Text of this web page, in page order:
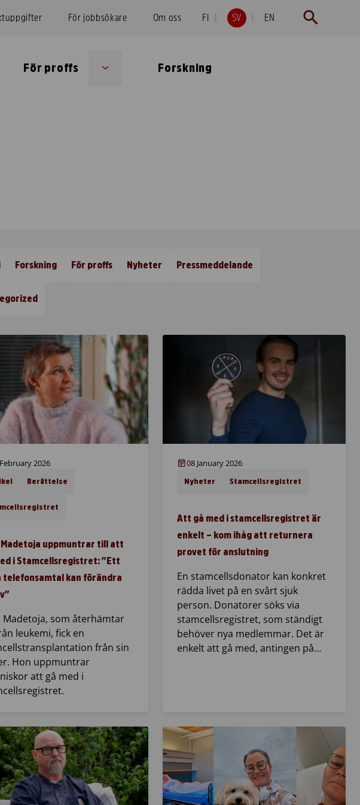
För jobbsökare Om oss FI SV EN
För proffs Forskning
Forskning För proffs Nyheter Pressmeddelande
2026
Berättelse
Madetoja uppmuntrar till att
i Stamcellsregistret: ”Ett
telefonsamtal kan förändra
Madetoja, som återhämtar
leukemi, fick en
från sin
Hon uppmuntrar
att gå med i
08 January 2026
Nyheter Stamcellsregistret
Att gå med i stamcellsregistret är
enkelt – kom ihåg att returnera
provet för anslutning
En stamcellsdonator kan konkret
rädda livet på en svårt sjuk
person. Donatorer söks via
stamcellsregistret, som ständigt
behöver nya medlemmar. Det är
enkelt att gå med, antingen på…